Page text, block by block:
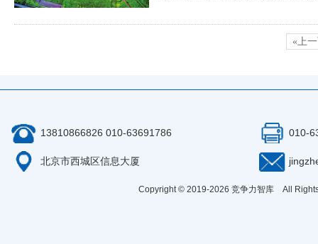
«上
13810866826 010-63691786 010-
北京市西城区信息大厦
Copyright © 2019-2026 竞争力智库 All